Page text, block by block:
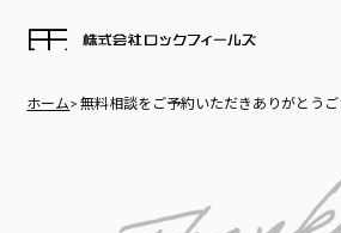
ホーム> 無料相談をご予約いただきありがとうご